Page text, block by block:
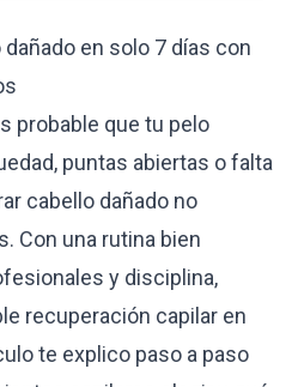
en solo 7 días con
probable que tu pelo
puntas abiertas o falta
cabello dañado no
Con una rutina bien
y disciplina,
recuperación capilar en
te explico paso a paso